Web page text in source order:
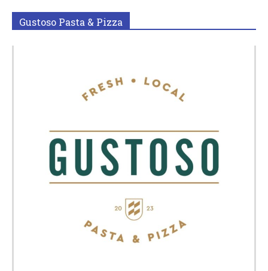
Gustoso Pasta & Pizza